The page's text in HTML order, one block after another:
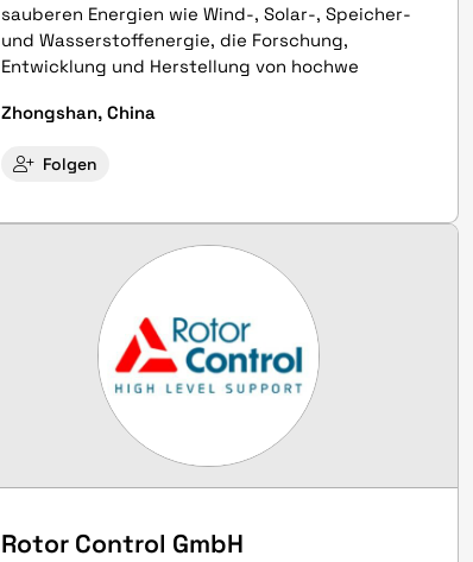
sauberen Energien wie Wind-, Solar-, Speicher-
und Wasserstoffenergie, die Forschung,
Entwicklung und Herstellung von hochwe
Zhongshan, China
Folgen
Rotor Control GmbH